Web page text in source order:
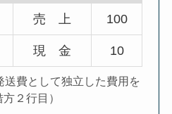
売 上 100
現 金 10
送費として独立した費用を
２行目）